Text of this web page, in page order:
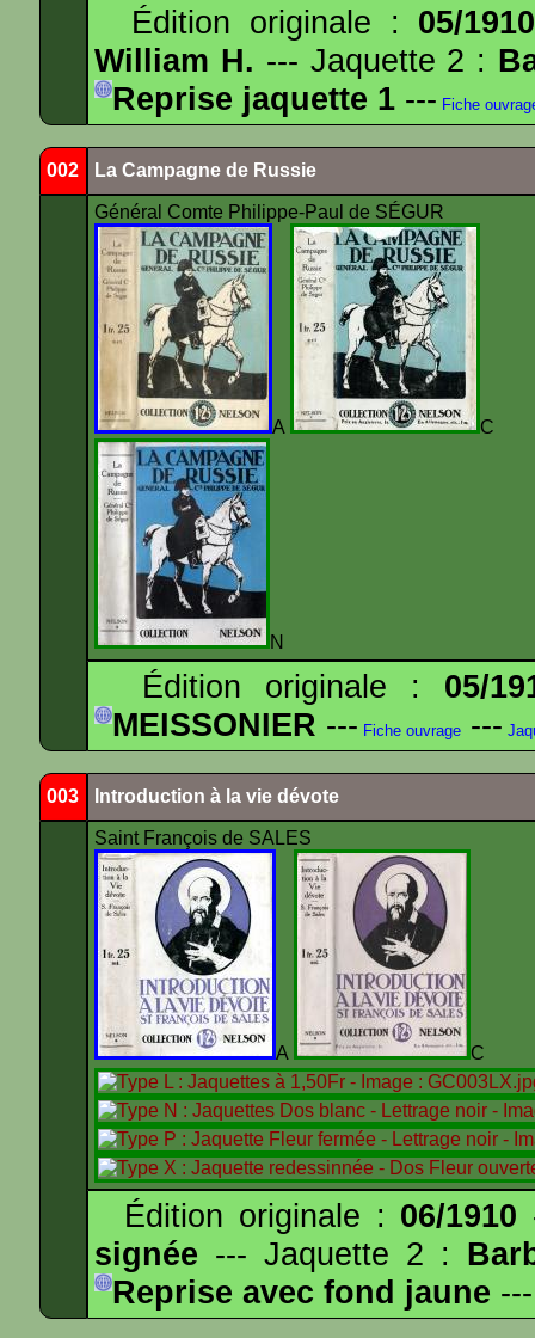
Édition originale : 05/1910
William H. --- Jaquette 2 :
Reprise jaquette 1 --- Fiche
002 La Campagne de Russie
Général Comte Philippe-Paul de SÉGUR
A
N
Édition originale : 05/
MEISSONIER --- Fiche ouvrage ---
003 Introduction à la vie dévote
Saint François de SALES
A
Édition originale : 06/1910
signée --- Jaquette 2 :
Reprise avec fond jaune ---